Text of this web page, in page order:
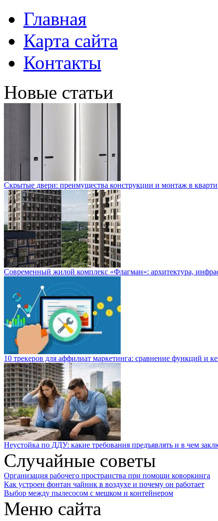
Главная
Карта сайта
Контакты
Новые статьи
Скрытые двери: преимущества конструкции и монтаж в
Современный жилой комплекс «Флагман»: архитектура,
10 трекеров для аффилиат маркетинга: сравнение функций и
Неустойка по ДДУ: какие требования предъявлять и в чем
Случайные советы
Организация рабочего пространства при помощи коворкинга
Как устроен фонтан чайник в воздухе и почему он работает
Выбор между пылесосом с мешком и контейнером
Меню сайта